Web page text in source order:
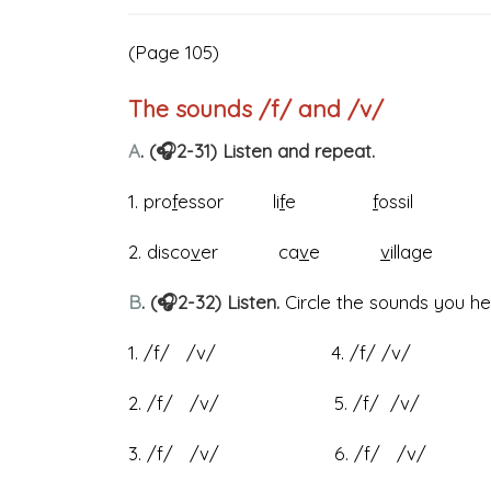
(Page 105)
The sounds /f/ and /v/
A. (🎧2-31) Listen and repeat.
1. professor life fossil
2. discover cave village
B. (🎧2-32) Listen. Circle the sounds you
1. /f/ /v/ 4. /f/ /v/
2. /f/ /v/ 5. /f/ /v/
3. /f/ /v/ 6. /f/ /v/